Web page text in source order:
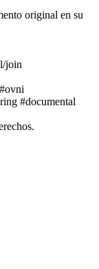
original en su
join
#documental